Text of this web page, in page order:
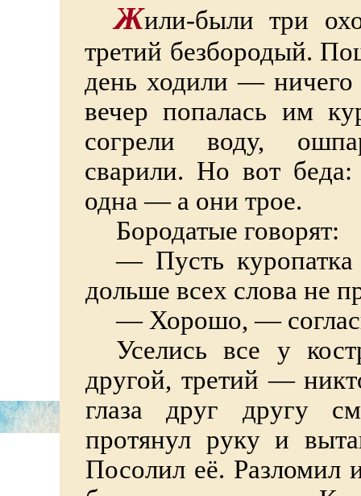
Жили-были три
третий безбородый.
день ходили — ничего
вечер попалась им
согрели воду,
сварили. Но вот беда:
одна — а они трое.
Бородатые говорят:
— Пусть
дольше всех слова не
— Хорошо, —
Уселись все у
другой, третий —
глаза друг другу
протянул руку и
Посолил её. Разломил